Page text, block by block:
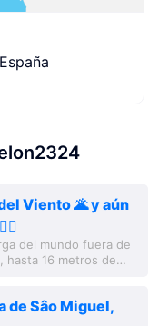
Viento 🌋 y aún
del mundo fuera de
hasta 16 metros de
de Sâo Miguel,